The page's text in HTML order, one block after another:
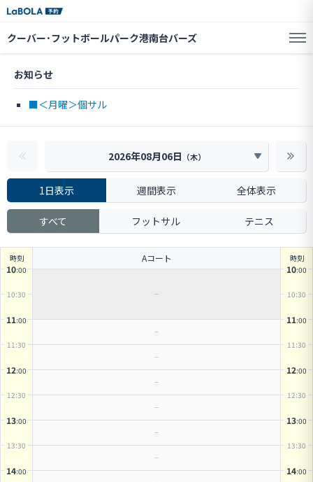
クーバー･フットボールパーク港南台バーズ
お知らせ
■＜月曜＞個サル
2026年08月06日 （木）
1日表示 週間表示 全体表示
すべて フットサル テニス
時刻
10:00
10:30
11:00
11:30
12:00
12:30
13:00
13:30
14:00
Aコート 時刻
10:00
10:30
11:00
11:30
12:00
12:30
13:00
13:30
14:00